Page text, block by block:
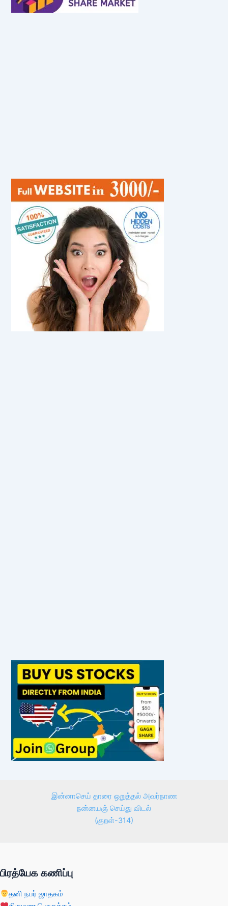
இன்னாசெய் தாரை ஒறுத்தல் அவர்நாண
நன்னயஞ் செய்து விடல்
(குறள்-314)
பிரத்யேக கணிப்பு
தனி நபர் ஜாதகம்